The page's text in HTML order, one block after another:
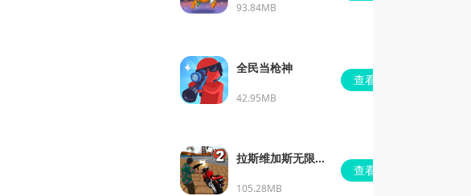
93.84MB
全民当枪神
42.95MB
查看
拉斯维加斯无限金
币钻石版下载
105.28MB
查看